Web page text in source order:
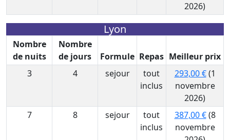
2026)
Lyon
Nombre
de nuits
Nombre
de jours
Formule Repas Meilleur prix
3
4 sejour
tout
inclus
293,00 €(1
novembre
2026)
7
8 sejour
tout
inclus
387,00 €(8
novembre